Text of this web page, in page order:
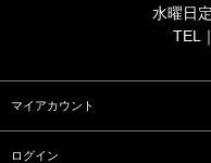
水曜日
TEL
マイアカウント
ログイン